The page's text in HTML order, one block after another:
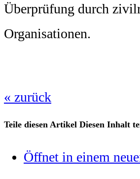
Überprüfung durch
Organisationen.
« zurück
Teile diesen Artikel Diesen Inhalt
Öffnet in einem